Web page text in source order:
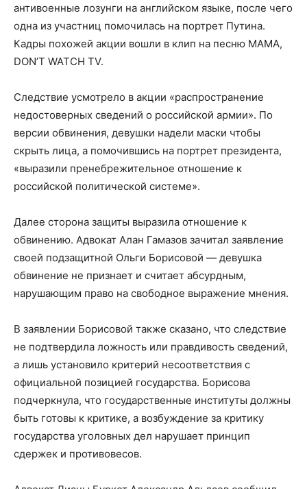
антивоенные лозунги на английском языке, после чего
одна из участниц помочилась на портрет Путина.
Кадры похожей акции вошли в клип на песню MAMA,
DON’T WATCH TV.
Следствие усмотрело в акции «распространение
недостоверных сведений о российской армии». По
версии обвинения, девушки надели маски чтобы
скрыть лица, а помочившись на портрет президента,
«выразили пренебрежительное отношение к
российской политической системе».
Далее сторона защиты выразила отношение к
обвинению. Адвокат Алан Гамазов зачитал заявление
своей подзащитной Ольги Борисовой — девушка
обвинение не признает и считает абсурдным,
нарушающим право на свободное выражение мнения.
В заявлении Борисовой также сказано, что следствие
не подтвердила ложность или правдивость сведений,
а лишь установило критерий несоответствия с
официальной позицией государства. Борисова
подчеркнула, что государственные институты должны
быть готовы к критике, а возбуждение за критику
государства уголовных дел нарушает принцип
сдержек и противовесов.